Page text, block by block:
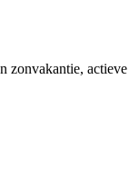
zonvakantie, actieve